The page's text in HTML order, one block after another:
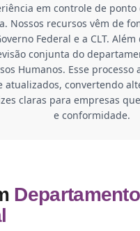
em controle de
Nossos recursos vêm de
Federal e a CLT.
conjunta do
Humanos. Esse processo
atualizados, convertendo
claras para empresas
e conformidade.
Departamento